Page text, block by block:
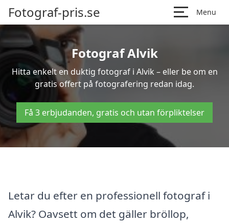
Fotograf-pris.se Menu
Fotograf Alvik
Hitta enkelt en duktig fotograf i Alvik – eller be om en
gratis offert på fotografering redan idag.
Få 3 erbjudanden, gratis och utan förpliktelser
Letar du efter en professionell fotograf i
Alvik? Oavsett om det gäller bröllop,